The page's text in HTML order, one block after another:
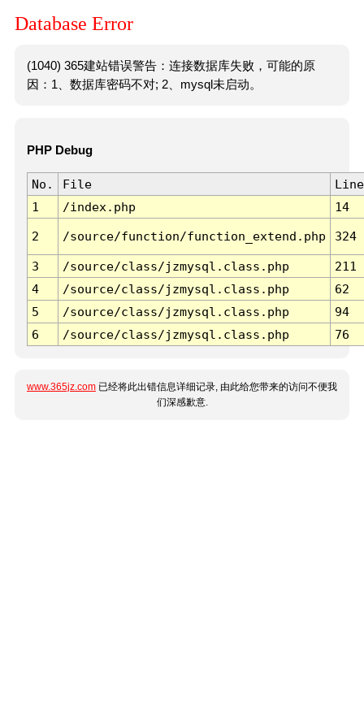
Database Error
(1040) 365建站错误警告：连接数据库失败，可能的原
因：1、数据库密码不对; 2、mysql未启动。
PHP Debug
No. File
Line
1
/index.php 14
2 /source/function/function_extend.php 324
3 /source/class/jzmysql.class.php
211
4
/source/class/jzmysql.class.php
62
5
/source/class/jzmysql.class.php
94
6
/source/class/jzmysql.class.php 76
www.365jz.com 已经将此出错信息详细记录, 由此给您带来的访问不便我
们深感歉意.